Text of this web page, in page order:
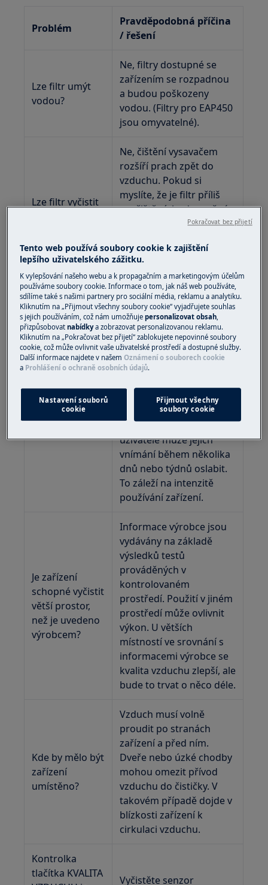
Problém
Pravděpodobná příčina
/ řešení
Lze filtr umýt
vodou?
Ne, filtry dostupné se
zařízením se rozpadnou
a budou poškozeny
vodou. (Filtry pro EAP450
jsou omyvatelné).
Lze filtr vyčistit
Ne, čištění vysavačem
rozšíří prach zpět do
vzduchu. Pokud si
myslíte, že je filtr příliš
znečištěný, bude možná
nutné jej vyměnit.
EAP450 lze vyčistit
pomocí vysavače nebo
měkkého kartáče).
zvláštní vůni, i
když byl obal
právě otevřen.
Zařízení bylo pevně
zabaleno v kartonu a
plastu. Vzhledem k
ventilátoru, který
způsobuje pohyb
zařízení vycházet takové
podivné pachy. V
závislosti na citlivosti
uživatele může jejich
vnímání během několika
dnů nebo týdnů oslabit.
To záleží na intenzitě
používání zařízení.
Je zařízení
schopné vyčistit
větší prostor,
než je uvedeno
výrobcem?
Informace výrobce jsou
vydávány na základě
výsledků testů
prováděných v
kontrolovaném
prostředí. Použití v jiném
prostředí může ovlivnit
výkon. U větších
místností ve srovnání s
informacemi výrobce se
kvalita vzduchu zlepší, ale
bude to trvat o něco déle.
Kde by mělo být
zařízení
umístěno?
Vzduch musí volně
proudit po stranách
zařízení a před ním.
Dveře nebo úzké chodby
mohou omezit přívod
vzduchu do čističky. V
takovém případě dojde v
blízkosti zařízení k
cirkulaci vzduchu.
Kontrolka
tlačítka KVALITA
Vyčistěte senzor
Tento web používá soubory cookie k zajištění
lepšího uživatelského zážitku.
K vylepšování našeho webu a k propagačním a marketingovým účelům
používáme soubory cookie. Informace o tom, jak náš web používáte,
sdílíme také s našimi partnery pro sociální média, reklamu a analytiku.
Kliknutím na „Přijmout všechny soubory cookie“ vyjadřujete souhlas
s jejich používáním, což nám umožňujepersonalizovat obsah,
přizpůsobovatnabídkya zobrazovat personalizovanou reklamu.
Kliknutím na „Pokračovat bez přijetí“ zablokujete nepovinné soubory
cookie, což může ovlivnit vaše uživatelské prostředí a dostupné služby.
Další informace najdete v našemOznámení o souborech cookie
a Prohlášení o ochraně osobních údajů.
Nastavení souborů
cookie
Přijmout všechny
soubory cookie
Pokračovat bez přijetí